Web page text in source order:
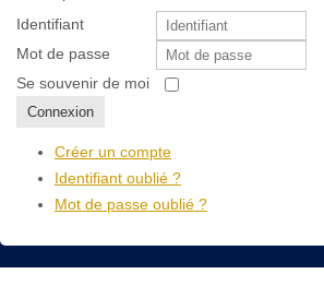
Identifiant
Mot de passe
Se souvenir de moi
Connexion
Créer un compte
Identifiant oublié ?
Mot de passe oublié ?